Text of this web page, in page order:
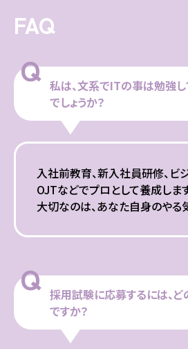
FAQ
Q 私は、文系でITの事は勉強
でしょうか？
入社前教育、新入社員研修、ビ
OJTなどでプロとして養成します
大切なのは、あなた自身のやる
Q 採用試験に応募するには、ど
ですか？